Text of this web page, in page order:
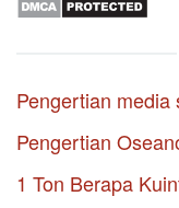
Pengertian
Pengertian
1 Ton Berapa